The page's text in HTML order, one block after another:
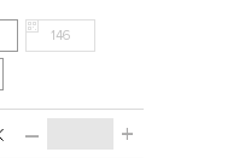
146
– +